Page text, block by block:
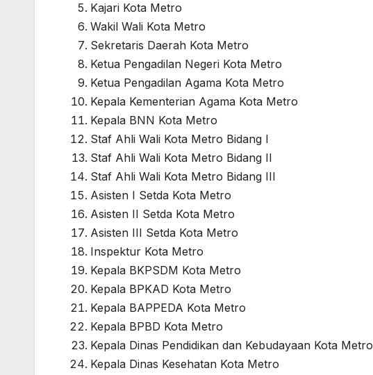
Kajari Kota Metro
Wakil Wali Kota Metro
Sekretaris Daerah Kota Metro
Ketua Pengadilan Negeri Kota Metro
Ketua Pengadilan Agama Kota Metro
Kepala Kementerian Agama Kota Metro
Kepala BNN Kota Metro
Staf Ahli Wali Kota Metro Bidang I
Staf Ahli Wali Kota Metro Bidang II
Staf Ahli Wali Kota Metro Bidang III
Asisten I Setda Kota Metro
Asisten II Setda Kota Metro
Asisten III Setda Kota Metro
Inspektur Kota Metro
Kepala BKPSDM Kota Metro
Kepala BPKAD Kota Metro
Kepala BAPPEDA Kota Metro
Kepala BPBD Kota Metro
Kepala Dinas Pendidikan dan Kebudayaan Kota Metro
Kepala Dinas Kesehatan Kota Metro